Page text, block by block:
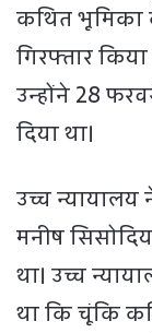
कथित भूमिका
गिरफ्तार
उन्होंने 28
दिया था।
उच्च
मनीष
था। उच्च
था कि चूंकि